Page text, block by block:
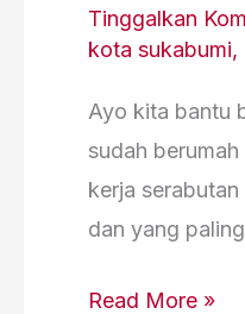
Tinggalkan
kota sukabumi,
Ayo kita bantu
sudah
kerja
dan yang
Read More »